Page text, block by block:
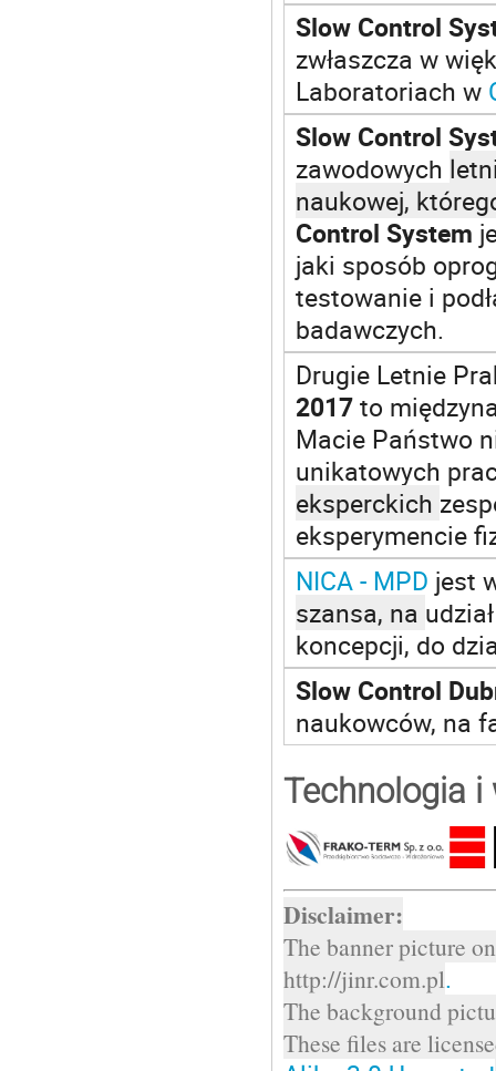
Slow Control
zwłaszcza w
Laboratoriach w
Slow Control
zawodowych
naukowej,
Control System
jaki sposób
testowanie i
badawczych.
Drugie Letnie
2017to
Macie Państwo
unikatowych
eksperckich
eksperymencie
NICA - MPD jest
szansa, na
koncepcji, do
Slow Control
naukowców, na
Technologia i
Disclaimer:
The banner picture
http://jinr.com.pl.
The background
These files are